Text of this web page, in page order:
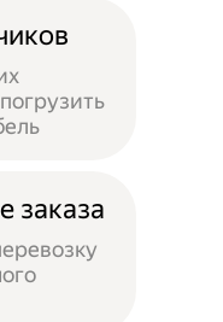
заказа